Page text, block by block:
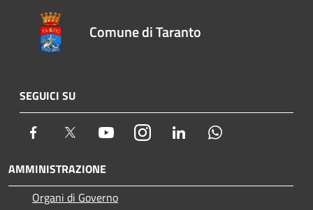
Comune di Taranto
SEGUICI SU
Facebook Twitter YoutubeInstagram LinkedIn
AMMINISTRAZIONE
Organi di Governo